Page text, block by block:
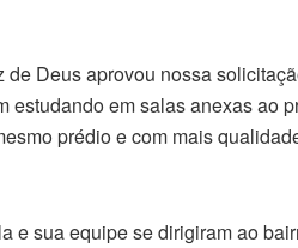
de Deus aprovou nossa
estudando em salas anexas ao
prédio e com mais
e sua equipe se dirigiram ao